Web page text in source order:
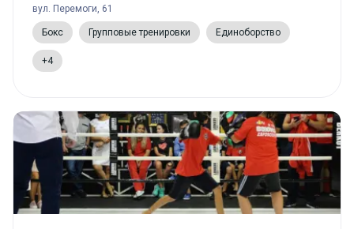
вул. Перемоги, 61
Бокс Групповые тренировки Единоборство
+4